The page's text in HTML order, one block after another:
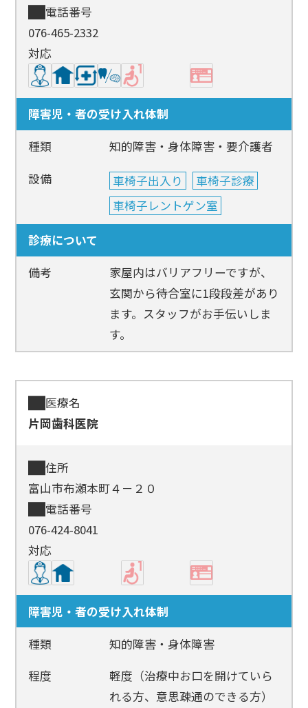
電話番号
076-465-2332
対応
障害児・者の受け入れ体制
種類
知的障害・身体障害・要介護者
設備
車椅子出入り
車椅子診療
車椅子レントゲン室
診療について
備考
家屋内はバリアフリーですが、
玄関から待合室に1段段差があり
ます。スタッフがお手伝いしま
す。
医療名
片岡歯科医院
住所
富山市布瀬本町４－２０
電話番号
076-424-8041
対応
障害児・者の受け入れ体制
種類
知的障害・身体障害
程度
軽度（治療中お口を開けていら
れる方、意思疎通のできる方）